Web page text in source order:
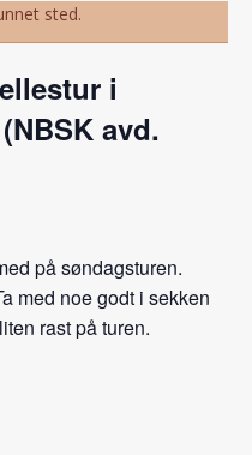
sted.
i
avd.
på søndagsturen.
med noe godt i sekken
rast på turen.